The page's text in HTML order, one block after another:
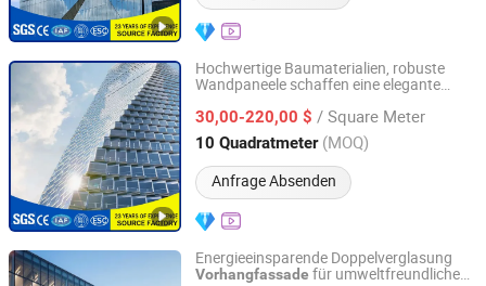
Hochwertige Baumaterialien, robuste
Wandpaneele schaffen eine elegante
30,00-220,00 $ / Square Meter
10 Quadratmeter (MOQ)
Anfrage Absenden
Shandong Waterdrop Supply Chain Co., Ltd.
Shandong, China Seit 2026
Energieeinsparende Doppelverglasung
Vorhangfassade für umweltfreundliche
Hefei Yiwan Architectural Decoration Engineering Co., Ltd.